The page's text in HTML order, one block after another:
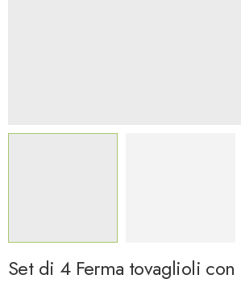
Set di 4 Ferma tovaglioli con